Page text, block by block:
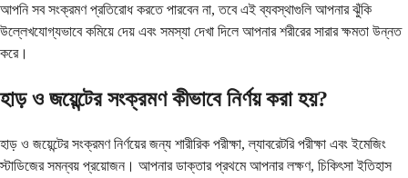
আপনি সব সংক্রমণ প্রতিরোধ করতে পারবেন না, তবে এই ব্যবস্থাগুলি আপনার ঝুঁকি
উল্লেখযোগ্যভাবে কমিয়ে দেয় এবং সমস্যা দেখা দিলে আপনার শরীরের সারার ক্ষমতা উন্নত
করে।
হাড় ও জয়েন্টের সংক্রমণ কীভাবে নির্ণয় করা হয়?
হাড় ও জয়েন্টের সংক্রমণ নির্ণয়ের জন্য শারীরিক পরীক্ষা, ল্যাবরেটরি পরীক্ষা এবং ইমেজিং
স্টাডিজের সমন্বয় প্রয়োজন। আপনার ডাক্তার প্রথমে আপনার লক্ষণ, চিকিৎসা ইতিহাস